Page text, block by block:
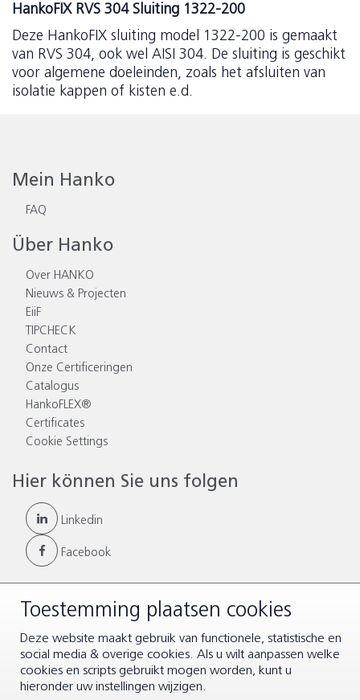
HankoFIX RVS 304 Sluiting 1322-200
Deze HankoFIX sluiting model 1322-200 is gemaakt
van RVS 304, ook wel AISI 304. De sluiting is geschikt
voor algemene doeleinden, zoals het afsluiten van
isolatie kappen of kisten e.d.
Mein Hanko
FAQ
Über Hanko
Over HANKO
Nieuws & Projecten
EiiF
TIPCHECK
Contact
Onze Certificeringen
Catalogus
HankoFLEX®
Certificates
Cookie Settings
Hier können Sie uns folgen
Linkedin
Facebook
© Copyright 2026 | Allgemeinen Geschäftsbedingungen |
Disclaimer & Datenschutz
Toestemming plaatsen cookies
Deze website maakt gebruik van functionele, statistische en
social media & overige cookies. Als u wilt aanpassen welke
cookies en scripts gebruikt mogen worden, kunt u
hieronder uw instellingen wijzigen.